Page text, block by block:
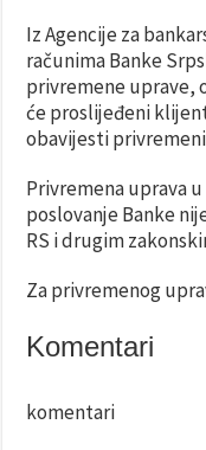
Iz Agencije za
računima Banke
privremene uprave,
će proslijeđeni
obavijesti
Privremena uprava
poslovanje Banke
RS i drugim
Za privremenog
Komentari
komentari